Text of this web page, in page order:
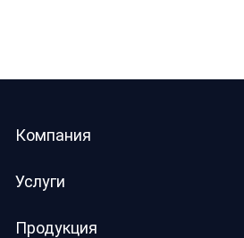
Компания
Услуги
Продукция